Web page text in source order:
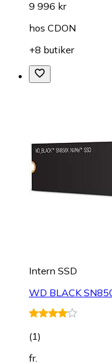
9 996 kr
hos CDON
+8 butiker
Intern SSD
WD BLACK
(1)
fr.